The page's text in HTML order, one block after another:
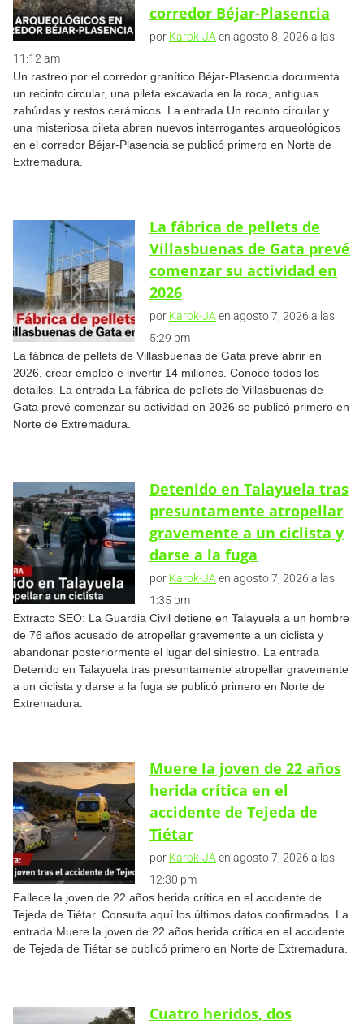
corredor Béjar-Plasencia
por Karok-JA en agosto 8, 2026 a las
11:12 am
Un rastreo por el corredor granítico Béjar-Plasencia documenta
un recinto circular, una pileta excavada en la roca, antiguas
zahúrdas y restos cerámicos. La entrada Un recinto circular y
una misteriosa pileta abren nuevos interrogantes arqueológicos
en el corredor Béjar-Plasencia se publicó primero en Norte de
Extremadura.
La fábrica de pellets de
Villasbuenas de Gata prevé
comenzar su actividad en
2026
por Karok-JA en agosto 7, 2026 a las
5:29 pm
La fábrica de pellets de Villasbuenas de Gata prevé abrir en
2026, crear empleo e invertir 14 millones. Conoce todos los
detalles. La entrada La fábrica de pellets de Villasbuenas de
Gata prevé comenzar su actividad en 2026 se publicó primero en
Norte de Extremadura.
Detenido en Talayuela tras
presuntamente atropellar
gravemente a un ciclista y
darse a la fuga
por Karok-JA en agosto 7, 2026 a las
1:35 pm
Extracto SEO: La Guardia Civil detiene en Talayuela a un hombre
de 76 años acusado de atropellar gravemente a un ciclista y
abandonar posteriormente el lugar del siniestro. La entrada
Detenido en Talayuela tras presuntamente atropellar gravemente
a un ciclista y darse a la fuga se publicó primero en Norte de
Extremadura.
Muere la joven de 22 años
herida crítica en el
accidente de Tejeda de
Tiétar
por Karok-JA en agosto 7, 2026 a las
12:30 pm
Fallece la joven de 22 años herida crítica en el accidente de
Tejeda de Tiétar. Consulta aquí los últimos datos confirmados. La
entrada Muere la joven de 22 años herida crítica en el accidente
de Tejeda de Tiétar se publicó primero en Norte de Extremadura.
Cuatro heridos, dos